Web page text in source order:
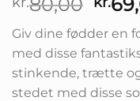
pris
var:
Giv dine fødder en
med disse
stinkende, trætte
stedet med disse